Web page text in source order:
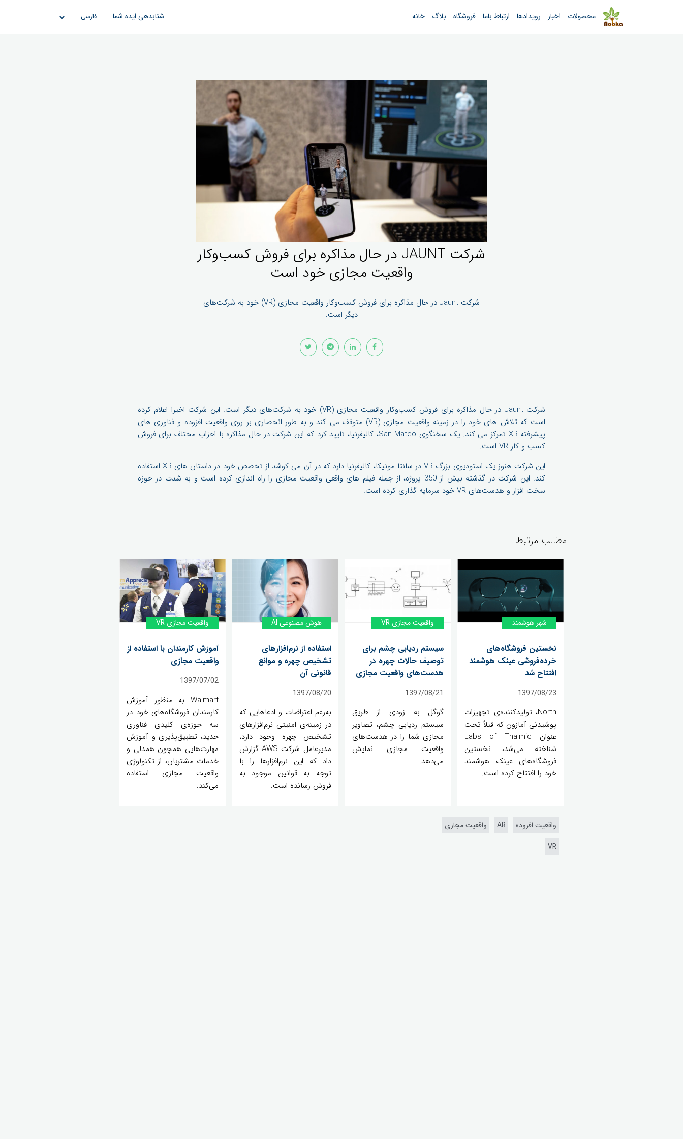
شرکت JAUNT در حال مذاکره برای فروش کسب‌وکار
واقعیت مجازی خود است
شرکت Jaunt در حال مذاکره برای فروش کسب‌وکار واقعیت مجازی (VR) خود به شرکت‌های
دیگر است.
شرکت Jaunt در حال مذاکره برای فروش کسب‌وکار واقعیت مجازی (VR) خود به شرکت‌های دیگر است. این شرکت اخیرا اعلام کرده
است که تلاش های خود را در زمینه واقعیت مجازی (VR) متوقف می کند و به طور انحصاری بر روی واقعیت افزوده و فناوری های
پیشرفته XR تمرکز می کند. یک سخنگوی San Mateo، کالیفرنیا، تایید کرد که این شرکت در حال مذاکره با احزاب مختلف برای فروش
کسب و کار VR است.
این شرکت هنوز یک استودیوی بزرگ VR در سانتا مونیکا، کالیفرنیا دارد که در آن می کوشد از تخصص خود در داستان های XR استفاده
کند. این شرکت در گذشته بیش از 350 پروژه، از جمله فیلم های واقعی واقعیت مجازی را راه اندازی کرده است و به شدت در حوزه
سخت افزار و هدست‌های VR خود سرمایه گذاری کرده است.
مطالب مرتبط
شهر هوشمند
نخستین فروشگاه‌های
خرده‌فروشی عینک هوشمند
افتتاح شد
1397/08/23
North، تولیدکننده‌ی تجهیزات
پوشیدنی آمازون که قبلاً تحت
عنوان Labs of Thalmic
شناخته می‌شد، نخستین
فروشگاه‌های عینک هوشمند
خود را افتتاح کرده است.
واقعیت مجازی VR
سیستم ردیابی چشم برای
توصیف حالات چهره در
هدست‌های واقعیت مجازی
1397/08/21
گوگل به زودی از طریق
سیستم ردیابی چشم، تصاویر
مجازی شما را در هدست‌های
واقعیت مجازی نمایش
می‌دهد.
هوش مصنوعی AI
استفاده از نرم‌افزارهای
تشخیص چهره و موانع
قانونی آن
1397/08/20
به‌رغم اعتراضات و ادعاهایی که
در زمینه‌ی امنیتی نرم‌افزارهای
تشخیص چهره وجود دارد،
مدیرعامل شرکت AWS گزارش
داد که این نرم‌افزارها را با
توجه به قوانین موجود به
فروش رسانده است.
واقعیت مجازی VR
آموزش کارمندان با استفاده از
واقعیت مجازی
1397/07/02
Walmart به‌ منظور آموزش
کارمندان فروشگاه‌های خود در
سه حوزه‌ی کلیدی فناوری‌
جدید، تطبیق‌پذیری و آموزش
مهارت‌هایی همچون همدلی و
خدمات مشتریان، از تکنولوژی
واقعیت مجازی استفاده
می‌کند.
واقعیت افزوده AR
واقعیت مجازی
VR
محصولات اخبار رویدادها ارتباط باما فروشگاه بلاگ خانه شتابدهی ایده شما